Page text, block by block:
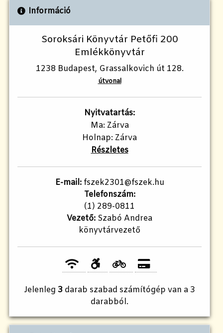
Információ
Soroksári Könyvtár Petőfi 200
Emlékkönyvtár
1238 Budapest, Grassalkovich út 128.
útvonal
Nyitvatartás:
Ma: Zárva
Holnap: Zárva
Részletes
E-mail:fszek2301@fszek.hu​
Telefonszám:
(1) 289-0811
Vezető: Szabó Andrea
könyvtárvezető
Jelenleg 3 darab szabad számítógép van a 3
darabból.